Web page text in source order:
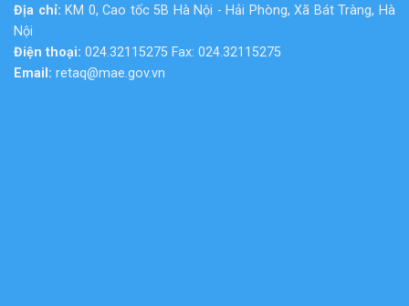
Địa chỉ: KM 0, Cao tốc 5B Hà Nội - Hải Phòng, Xã Bát Tràng, Hà
Nội
Điện thoại: 024.32115275 Fax: 024.32115275
Email: retaq@mae.gov.vn